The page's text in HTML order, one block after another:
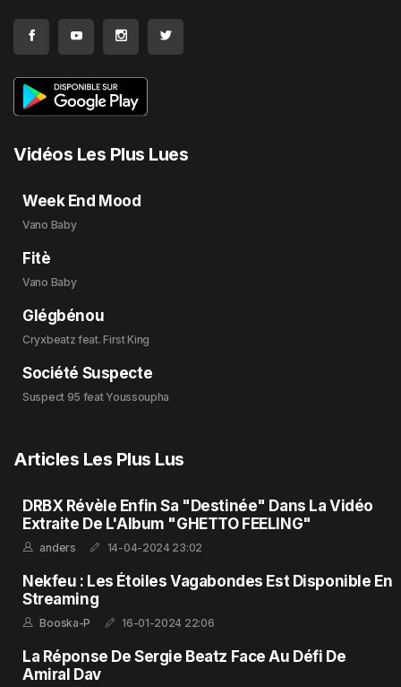
Vidéos Les Plus Lues
Week End Mood
Vano Baby
Fitè
Vano Baby
Glégbénou
Cryxbeatz feat. First King
Société Suspecte
Suspect 95 feat Youssoupha
Articles Les Plus Lus
DRBX Révèle Enfin Sa "Destinée" Dans La Vidéo
Extraite De L'Album "GHETTO FEELING"
anders 14-04-2024 23:02
Nekfeu : Les Étoiles Vagabondes Est Disponible En
Streaming
Booska-P 16-01-2024 22:06
La Réponse De Sergie Beatz Face Au Défi De
Amiral Dav